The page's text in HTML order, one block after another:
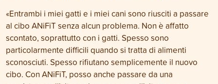
«Entrambi i miei gatti e i miei cani sono riusciti a passare
al cibo ANiFiT senza alcun problema. Non è affatto
scontato, soprattutto con i gatti. Spesso sono
particolarmente difficili quando si tratta di alimenti
sconosciuti. Spesso rifiutano semplicemente il nuovo
cibo. Con ANiFiT, posso anche passare da una